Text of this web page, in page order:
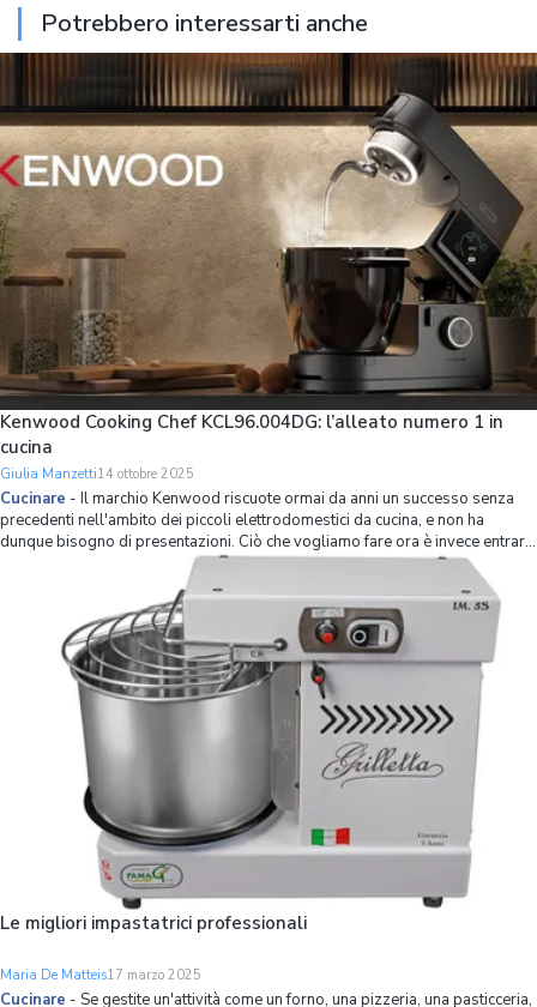
Potrebbero interessarti anche
Kenwood Cooking Chef KCL96.004DG: l’alleato numero 1 in
cucina
Giulia Manzetti14 ottobre 2025
Cucinare - Il marchio Kenwood riscuote ormai da anni un successo senza
precedenti nell'ambito dei piccoli elettrodomestici da cucina, e non ha
dunque bisogno di presentazioni. Ciò che vogliamo fare ora è invece entrare
nel merito di quella che non è esagerato definire una delle planetarie più
Le migliori impastatrici professionali
Maria De Matteis17 marzo 2025
Cucinare - Se gestite un'attività come un forno, una pizzeria, una pasticceria,